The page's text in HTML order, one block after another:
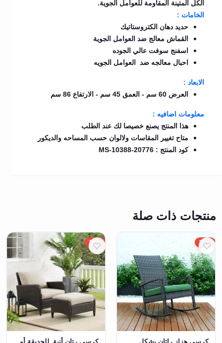
الكل المتينة المقاومة للعوامل الجوية.
الخامات :
حديد دهان الكتروستاتيك
القماش معالج ضد العوامل الجوية
اسفنج سوفت عالي الجوده
احبال معالجه ضد العوامل الجويه
الابعاد :
العرض 60 سم - العمق 45 سم - الارتفاع 86 سم
معلومات اضافيه :
هذا المنتج يصنع خصيصا لك عند الطلب
متاح تغيير المقاسات ولالوان حسب المساحه والديكور
كود المنتج : MS-10388-20776
منتجات ذات صلة
15%
كرسي هزاز راتان بشكل
15%
كرسي رتان أنيق للحديقة أو